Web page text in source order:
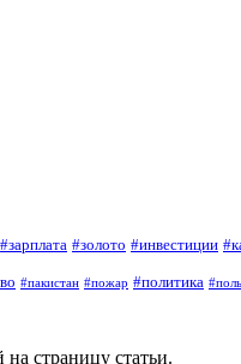
#зарплата #золото #инвестиции
#пакистан #пожар #политика
страницу статьи.